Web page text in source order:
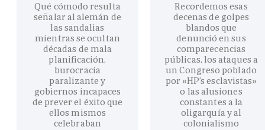
Qué cómodo resulta
señalar al alemán de
las sandalias
mientras se ocultan
décadas de mala
planificación,
burocracia
paralizante y
gobiernos incapaces
de prever el éxito que
ellos mismos
celebraban
Recordemos esas
decenas de golpes
blandos que
denunció en sus
comparecencias
públicas, los ataques a
un Congreso poblado
por «HP’s esclavistas»
o las alusiones
constantes a la
oligarquía y al
colonialismo